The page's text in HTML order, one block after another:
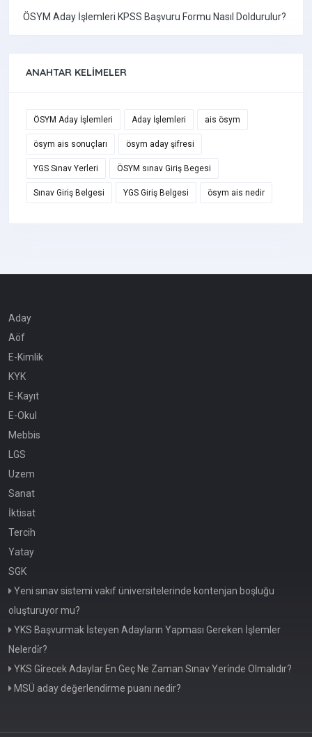
ÖSYM Aday İşlemleri KPSS Başvuru Formu Nasıl Doldurulur?
ANAHTAR KELIMELER
ÖSYM Aday İşlemleri Aday İşlemleri ais ösym
ösym ais sonuçları ösym aday şifresi
YGS Sınav Yerleri ÖSYM sınav Giriş Begesi
Sınav Giriş Belgesi YGS Giriş Belgesi ösym ais nedir
Aday
Aöf
E-Kimlik
KYK
E-Kayıt
E-Okul
Mebbis
LGS
Uzem
Sanat
İktisat
Tercih
Yatay
SGK
Yeni sınav sistemi vakıf üniversitelerinde kontenjan boşluğu
oluşturuyor mu?
YKS Başvurmak İsteyen Adayların Yapması Gereken İşlemler
Nelerdi̇r?
YKS Gi̇recek Adaylar En Geç Ne Zaman Sınav Yeri̇nde Olmalıdır?
MSÜ aday değerlendirme puanı nedir?